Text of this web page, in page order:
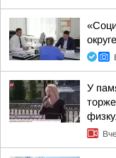
округе
У